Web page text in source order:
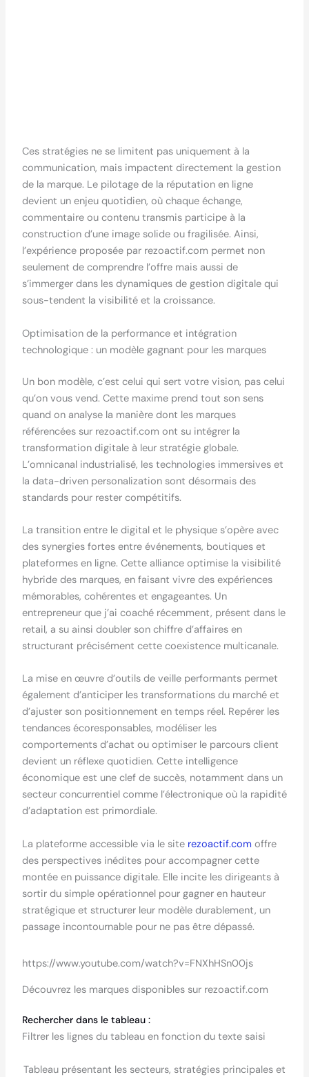
Ces stratégies ne se limitent pas uniquement à la
communication, mais impactent directement la gestion
de la marque. Le pilotage de la réputation en ligne
devient un enjeu quotidien, où chaque échange,
commentaire ou contenu transmis participe à la
construction d’une image solide ou fragilisée. Ainsi,
l’expérience proposée par rezoactif.com permet non
seulement de comprendre l’offre mais aussi de
s’immerger dans les dynamiques de gestion digitale qui
sous-tendent la visibilité et la croissance.
Optimisation de la performance et intégration
technologique : un modèle gagnant pour les marques
Un bon modèle, c’est celui qui sert votre vision, pas celui
qu’on vous vend. Cette maxime prend tout son sens
quand on analyse la manière dont les marques
référencées sur rezoactif.com ont su intégrer la
transformation digitale à leur stratégie globale.
L’omnicanal industrialisé, les technologies immersives et
la data-driven personalization sont désormais des
standards pour rester compétitifs.
La transition entre le digital et le physique s’opère avec
des synergies fortes entre événements, boutiques et
plateformes en ligne. Cette alliance optimise la visibilité
hybride des marques, en faisant vivre des expériences
mémorables, cohérentes et engageantes. Un
entrepreneur que j’ai coaché récemment, présent dans le
retail, a su ainsi doubler son chiffre d’affaires en
structurant précisément cette coexistence multicanale.
La mise en œuvre d’outils de veille performants permet
également d’anticiper les transformations du marché et
d’ajuster son positionnement en temps réel. Repérer les
tendances écoresponsables, modéliser les
comportements d’achat ou optimiser le parcours client
devient un réflexe quotidien. Cette intelligence
économique est une clef de succès, notamment dans un
secteur concurrentiel comme l’électronique où la rapidité
d’adaptation est primordiale.
La plateforme accessible via le site rezoactif.com offre
des perspectives inédites pour accompagner cette
montée en puissance digitale. Elle incite les dirigeants à
sortir du simple opérationnel pour gagner en hauteur
stratégique et structurer leur modèle durablement, un
passage incontournable pour ne pas être dépassé.
https://www.youtube.com/watch?v=FNXhHSn00js
Découvrez les marques disponibles sur rezoactif.com
Rechercher dans le tableau :
Filtrer les lignes du tableau en fonction du texte saisi
Tableau présentant les secteurs, stratégies principales et